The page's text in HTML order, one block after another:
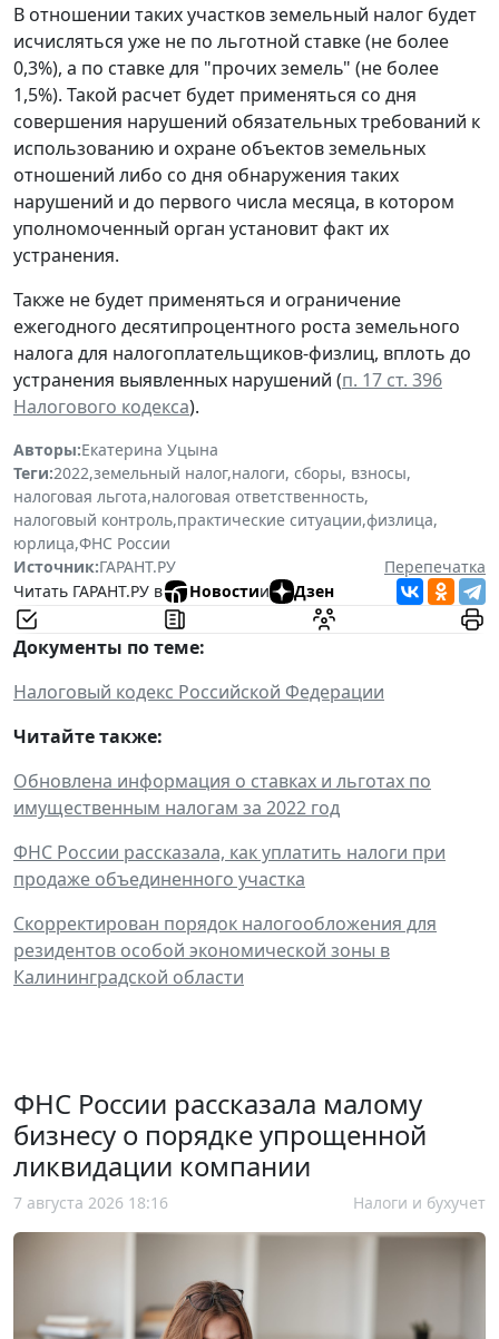
В отношении таких участков земельный налог будет
исчисляться уже не по льготной ставке (не более
0,3%), а по ставке для "прочих земель" (не более
1,5%). Такой расчет будет применяться со дня
совершения нарушений обязательных требований к
использованию и охране объектов земельных
отношений либо со дня обнаружения таких
нарушений и до первого числа месяца, в котором
уполномоченный орган установит факт их
устранения.
Также не будет применяться и ограничение
ежегодного десятипроцентного роста земельного
налога для налогоплательщиков-физлиц, вплоть до
устранения выявленных нарушений (п. 17 ст. 396
Налогового кодекса).
Авторы:Екатерина Уцына
Теги:2022,земельный налог,налоги, сборы, взносы,
налоговая льгота,налоговая ответственность,
налоговый контроль,практические ситуации,физлица,
юрлица,ФНС России
Источник:ГАРАНТ.РУ
Перепечатка
Читать ГАРАНТ.РУ в
Новостии Дзен
Документы по теме:
Налоговый кодекс Российской Федерации
Читайте также:
Обновлена информация о ставках и льготах по
имущественным налогам за 2022 год
ФНС России рассказала, как уплатить налоги при
продаже объединенного участка
Скорректирован порядок налогообложения для
резидентов особой экономической зоны в
Калининградской области
ФНС России рассказала малому
бизнесу о порядке упрощенной
ликвидации компании
7 августа 2026 18:16 Налоги и бухучет